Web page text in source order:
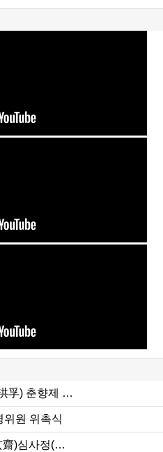
孚) 춘향제 …
위원 위촉식
齋)심사정(…